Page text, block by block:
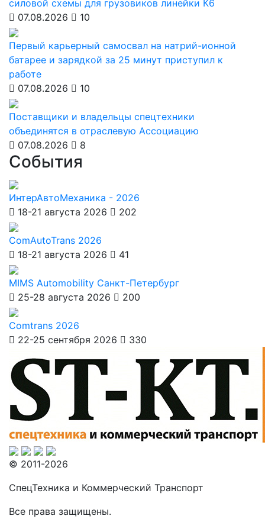
силовой схемы для грузовиков линейки К6
07.08.2026
10
Первый карьерный самосвал на натрий-ионной
батарее и зарядкой за 25 минут приступил к
работе
07.08.2026
10
Поставщики и владельцы спецтехники
объединятся в отраслевую Ассоциацию
07.08.2026
8
События
ИнтерАвтоМеханика - 2026
18-21 августа 2026
202
ComAutoTrans 2026
18-21 августа 2026
41
MIMS Automobility Санкт-Петербург
25-28 августа 2026
200
Comtrans 2026
22-25 сентября 2026
330
© 2011-2026
СпецТехника и Коммерческий Транспорт
Все права защищены.